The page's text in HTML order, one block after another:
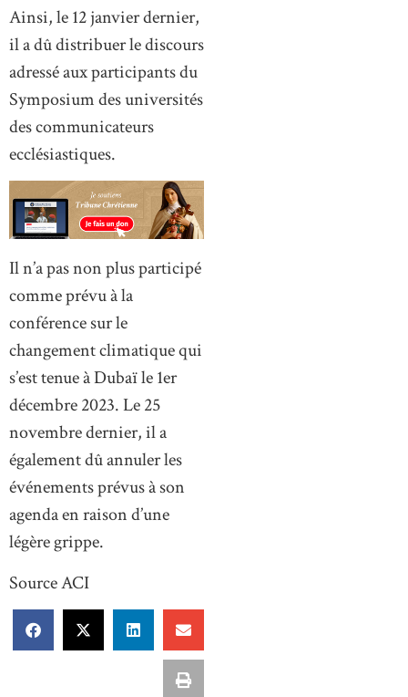
Ainsi, le 12 janvier dernier,
il a dû distribuer le discours
adressé aux participants du
Symposium des universités
des communicateurs
ecclésiastiques.
Il n’a pas non plus participé
comme prévu à la
conférence sur le
changement climatique qui
s’est tenue à Dubaï le 1er
décembre 2023. Le 25
novembre dernier, il a
également dû annuler les
événements prévus à son
agenda en raison d’une
légère grippe.
Source ACI